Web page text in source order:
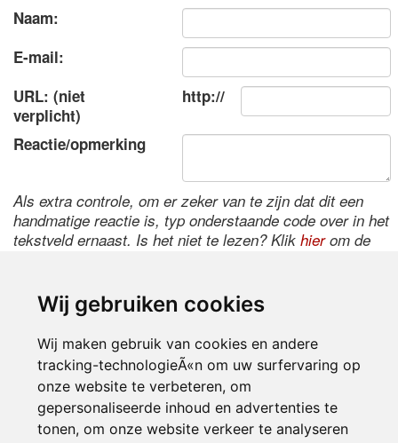
Wij gebruiken cookies
Wij maken gebruik van cookies en andere
tracking-technologieÃ«n om uw surfervaring op
onze website te verbeteren, om
gepersonaliseerde inhoud en advertenties te
tonen, om onze website verkeer te analyseren
Naam:
E-mail:
URL: (niet
verplicht)
http://
Reactie/opmerking
Als extra controle, om er zeker van te zijn dat dit een
handmatige reactie is, typ onderstaande code over in het
tekstveld ernaast. Is het niet te lezen? Klik hierom de